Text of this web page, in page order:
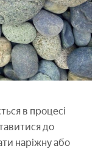
в процесі
до
наріжну або